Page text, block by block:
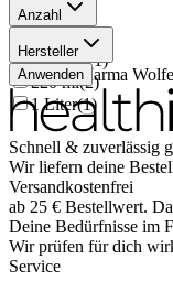
Anzahl
(2 )
1000 ml(1)
220 ml(2)
1 Liter(1)
Hersteller
Kesla Pharma
Anwenden
Schnell & zuverlässig
Wir liefern deine
Versandkostenfrei
ab 25 € Bestellwert.
Deine Bedürfnisse im
Wir prüfen für dich
Service